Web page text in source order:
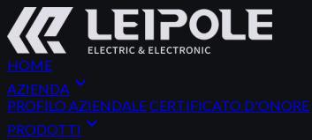
HOME
AZIENDA expand_more
PROFILO AZIENDALECERTIFICATO D'ONORE
PRODOTTI expand_more